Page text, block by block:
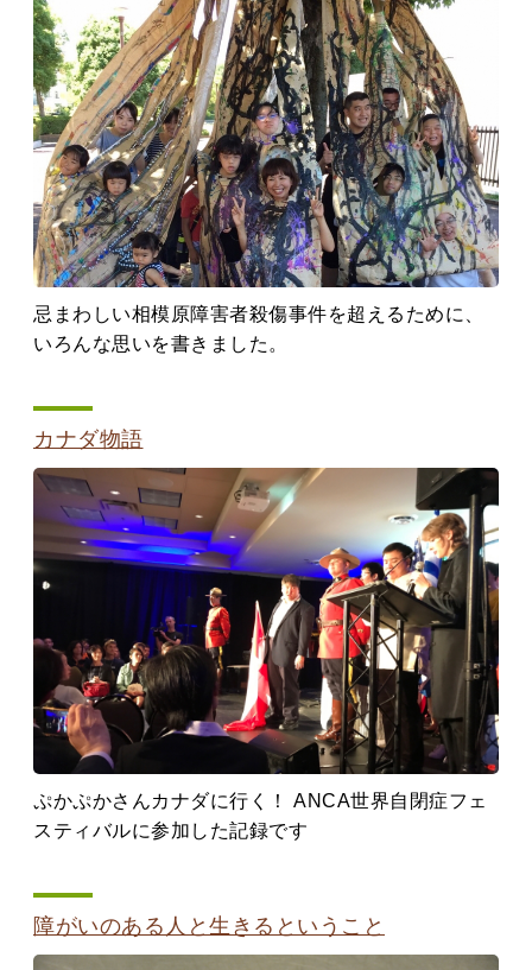
忌まわしい相模原障害者殺傷事件を超えるために、
いろんな思いを書きました。
カナダ物語
ぷかぷかさんカナダに行く！ ANCA世界自閉症フェ
スティバルに参加した記録です
障がいのある人と生きるということ